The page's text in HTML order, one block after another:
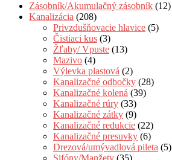
Zásobník/Akumulačný zásobník (12)
Kanalizácia (208)
Privzdušňovacie hlavice (5)
Čistiaci kus (3)
Žľaby/ Vpuste (13)
Mazivo (4)
Výlevka plastová (2)
Kanalizačné odbočky (28)
Kanalizačné kolená (39)
Kanalizačné rúry (33)
Kanalizačné zátky (9)
Kanalizačné redukcie (22)
Kanalizačné presuvky (6)
Drezová/umývadlová pileta (5)
Sifóny/Manžety (35)